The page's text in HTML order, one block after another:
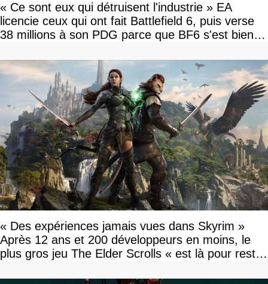
« Ce sont eux qui détruisent l'industrie » EA
licencie ceux qui ont fait Battlefield 6, puis verse
38 millions à son PDG parce que BF6 s'est bien
« Des expériences jamais vues dans Skyrim »
Après 12 ans et 200 développeurs en moins, le
plus gros jeu The Elder Scrolls « est là pour rester